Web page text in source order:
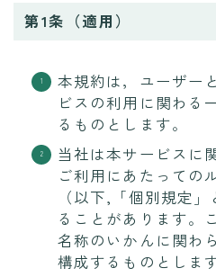
第1条（適用）
本規約は，ユーザー
ビスの利用に関わる
るものとします。
当社は本サービスに
ご利用にあたっての
（以下,「個別規定
ることがあります。
名称のいかんに関わ
構成するものとします